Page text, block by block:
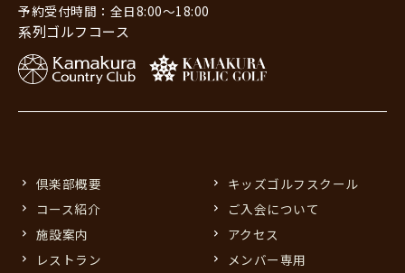
予約受付時間：全日8:00～18:00
系列ゴルフコース
倶楽部概要
コース紹介
施設案内
レストラン
キッズゴルフスクール
ご入会について
アクセス
メンバー専用